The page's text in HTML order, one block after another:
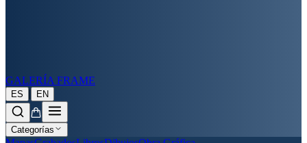
GALERÍA FRAME
ES | EN
Categorías